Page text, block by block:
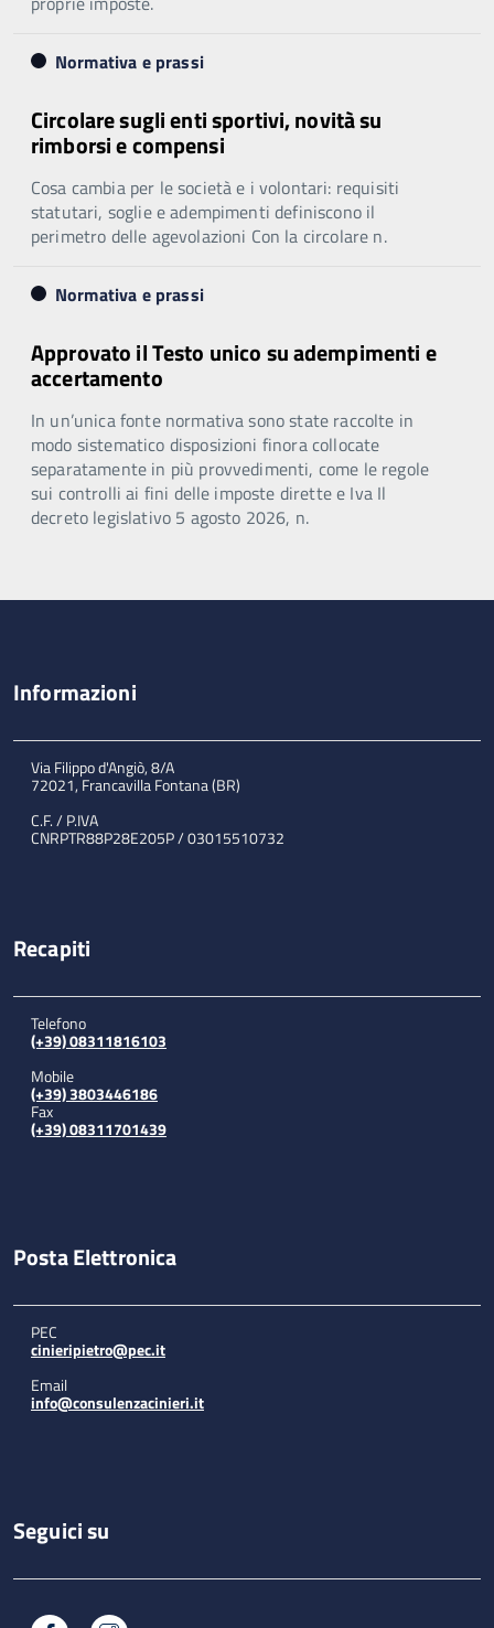
Normativa e prassi
Circolare sugli enti sportivi, novità su
rimborsi e compensi
Cosa cambia per le società e i volontari: requisiti
statutari, soglie e adempimenti definiscono il
perimetro delle agevolazioni Con la circolare n.
Normativa e prassi
Approvato il Testo unico su adempimenti e
accertamento
In un’unica fonte normativa sono state raccolte in
modo sistematico disposizioni finora collocate
separatamente in più provvedimenti, come le regole
sui controlli ai fini delle imposte dirette e Iva Il
decreto legislativo 5 agosto 2026, n.
Informazioni
Via Filippo d'Angiò, 8/A
72021, Francavilla Fontana (BR)
C.F. / P.IVA
CNRPTR88P28E205P / 03015510732
Recapiti
Telefono
(+39) 08311816103
Mobile
(+39) 3803446186
Fax
(+39) 08311701439
Posta Elettronica
PEC
cinieripietro@pec.it
Email
info@consulenzacinieri.it
Seguici su
Facebook